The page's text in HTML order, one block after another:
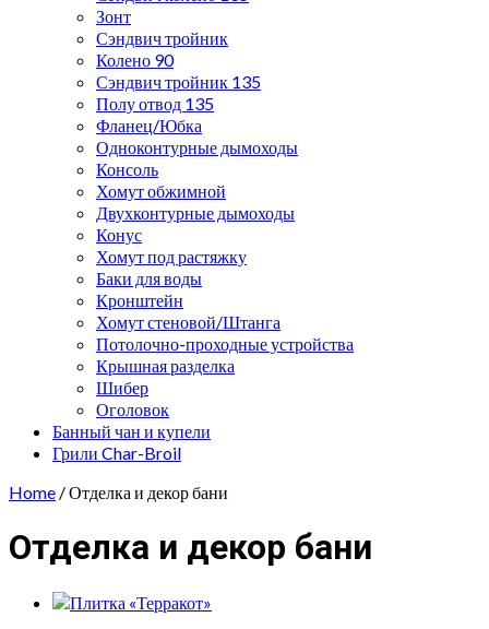
Зонт
Сэндвич тройник
Колено 90
Сэндвич тройник 135
Полу отвод 135
Фланец/Юбка
Одноконтурные дымоходы
Консоль
Хомут обжимной
Двухконтурные дымоходы
Конус
Хомут под растяжку
Баки для воды
Кронштейн
Хомут стеновой/Штанга
Потолочно-проходные устройства
Крышная разделка
Шибер
Оголовок
Банный чан и купели
Грили Char-Broil
Home / Отделка и декор бани
Отделка и декор бани